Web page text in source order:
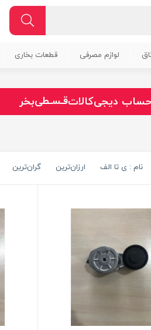
لوازم مصرفی قطعات بخاری
حساب دیجی‌کالاتسـریــع
امـــــن
بخر
نام : ی تا الف ارزان‌ترین گران‌ترین